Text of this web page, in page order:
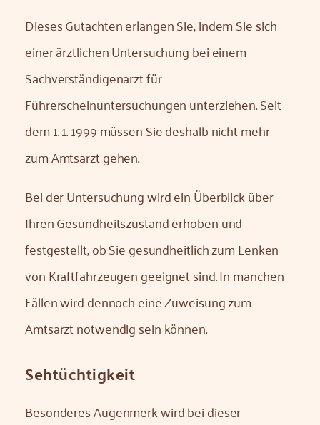
Dieses Gutachten erlangen Sie, indem Sie sich
einer ärztlichen Untersuchung bei einem
Sachverständigenarzt für
Führerscheinuntersuchungen unterziehen. Seit
dem 1. 1. 1999 müssen Sie deshalb nicht mehr
zum Amtsarzt gehen.
Bei der Untersuchung wird ein Überblick über
Ihren Gesundheitszustand erhoben und
festgestellt, ob Sie gesundheitlich zum Lenken
von Kraftfahrzeugen geeignet sind. In manchen
Fällen wird dennoch eine Zuweisung zum
Amtsarzt notwendig sein können.
Sehtüchtigkeit
Besonderes Augenmerk wird bei dieser